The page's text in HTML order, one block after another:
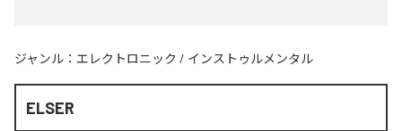
ジャンル： エレクトロニック / インストゥルメンタル
ELSER